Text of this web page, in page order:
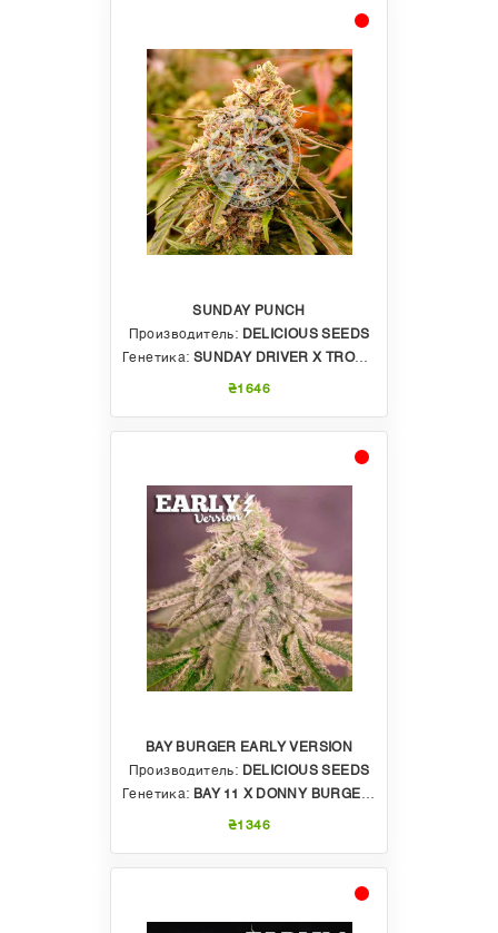
SUNDAY PUNCH
Производитель: DELICIOUS SEEDS
Генетика: SUNDAY DRIVER X TROPHY WIFE
₴1646
BAY BURGER EARLY VERSION
Производитель: DELICIOUS SEEDS
Генетика: BAY 11 X DONNY BURGER X ELEVEN ROSES AUTO
₴1346